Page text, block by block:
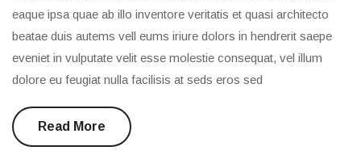
eaque ipsa quae ab illo inventore veritatis et quasi architecto
beatae duis autems vell eums iriure dolors in hendrerit saepe
eveniet in vulputate velit esse molestie consequat, vel illum
dolore eu feugiat nulla facilisis at seds eros sed
Read More